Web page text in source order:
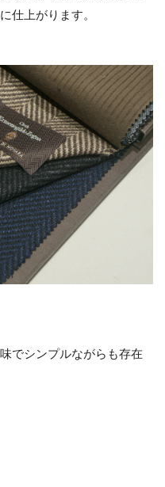
仕上がります。
でシンプルながらも存在